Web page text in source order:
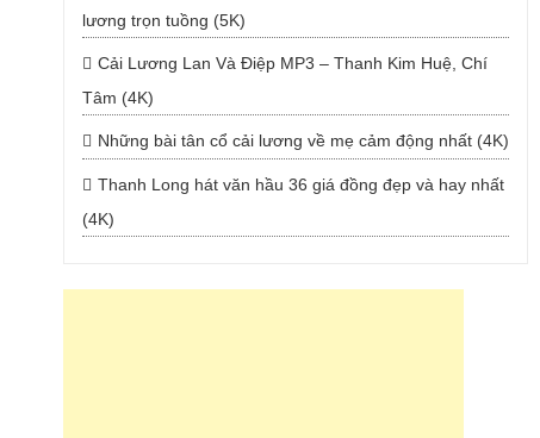
lương trọn tuồng (5K)
Cải Lương Lan Và Điệp MP3 – Thanh Kim Huệ, Chí
Tâm (4K)
Những bài tân cổ cải lương về mẹ cảm động nhất (4K)
Thanh Long hát văn hầu 36 giá đồng đẹp và hay nhất
(4K)